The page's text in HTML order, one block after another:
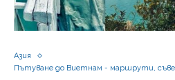
Азия
Пътуване до Виетнам - маршрути,